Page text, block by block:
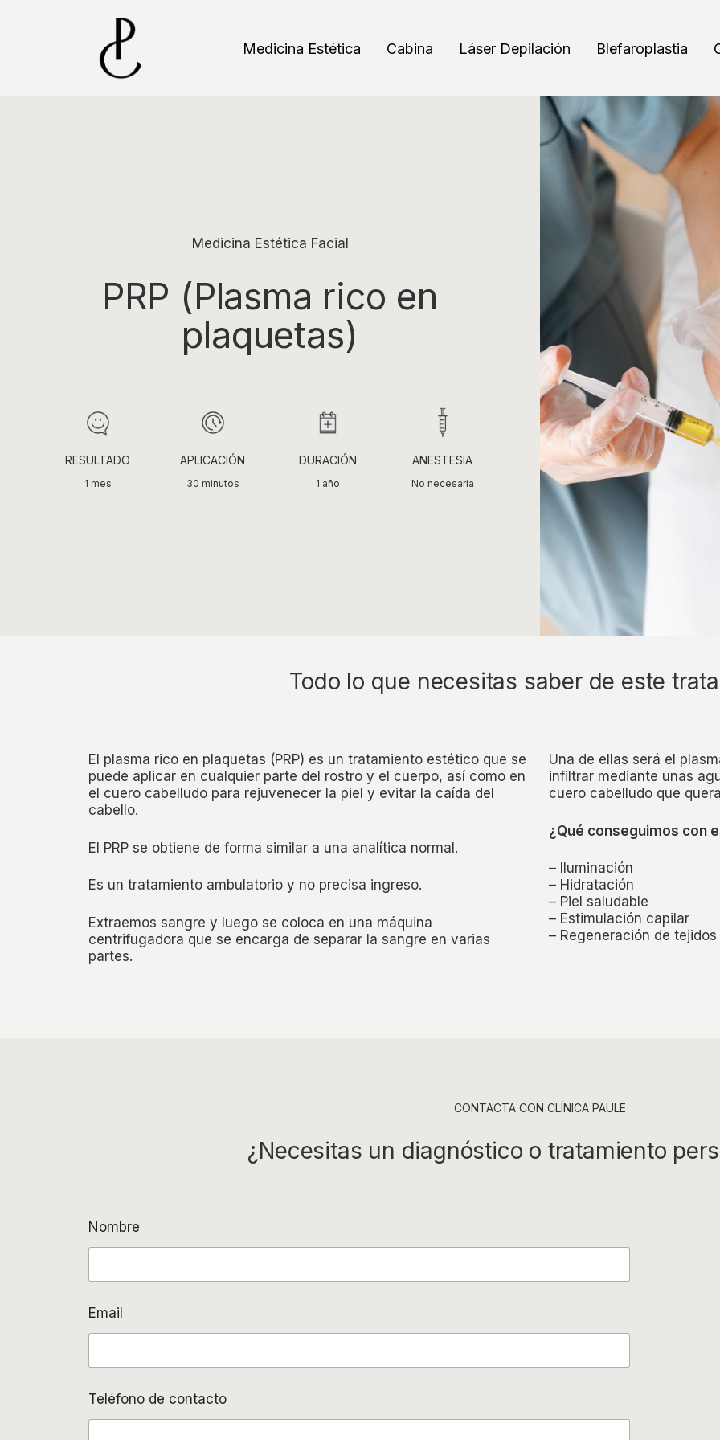
Medicina Estética Cabina Láser Depilación Blefaroplastia
Medicina Estética Facial
PRP (Plasma rico en
plaquetas)
RESULTADO
1 mes
APLICACIÓN
30 minutos
DURACIÓN
1 año
ANESTESIA
No necesaria
Todo lo que necesitas saber de este
El plasma rico en plaquetas (PRP) es un tratamiento estético que se
puede aplicar en cualquier parte del rostro y el cuerpo, así como en
el cuero cabelludo para rejuvenecer la piel y evitar la caída del
cabello.
El PRP se obtiene de forma similar a una analítica normal.
Es un tratamiento ambulatorio y no precisa ingreso.
Extraemos sangre y luego se coloca en una máquina
centrifugadora que se encarga de separar la sangre en varias
partes.
Una de ellas será el
infiltrar mediante unas
cuero cabelludo que
¿Qué conseguimos con
– Iluminación
– Hidratación
– Piel saludable
– Estimulación capilar
– Regeneración de tejidos
CONTACTA CON CLÍNICA PAULE
¿Necesitas un diagnóstico o tratamiento
Nombre
Email
Teléfono de contacto